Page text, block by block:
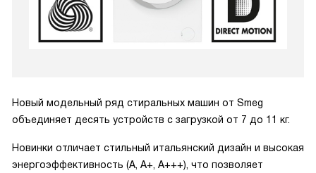
Новый модельный ряд стиральных машин от Smeg
объединяет десять устройств с загрузкой от 7 до 11 кг.
Новинки отличает стильный итальянский дизайн и высокая
энергоэффективность (А, А+, А+++), что позволяет